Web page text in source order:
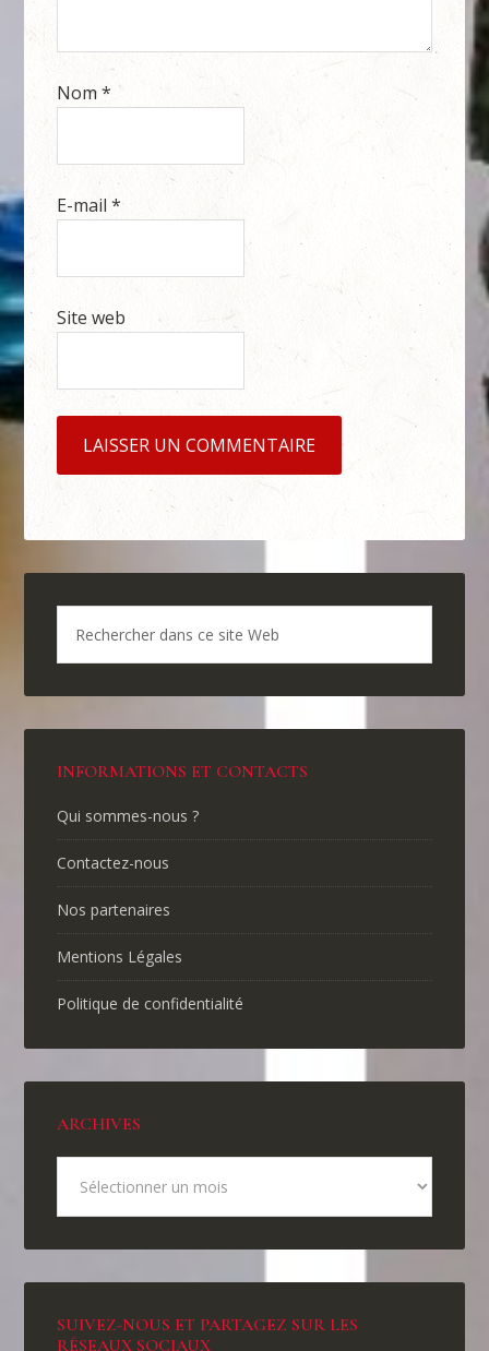
Nom*
E-mail*
Site web
INFORMATIONS ET CONTACTS
Qui sommes-nous ?
Contactez-nous
Nos partenaires
Mentions Légales
Politique de confidentialité
ARCHIVES
SUIVEZ-NOUS ET PARTAGEZ SUR LES
RÉSEAUX SOCIAUX